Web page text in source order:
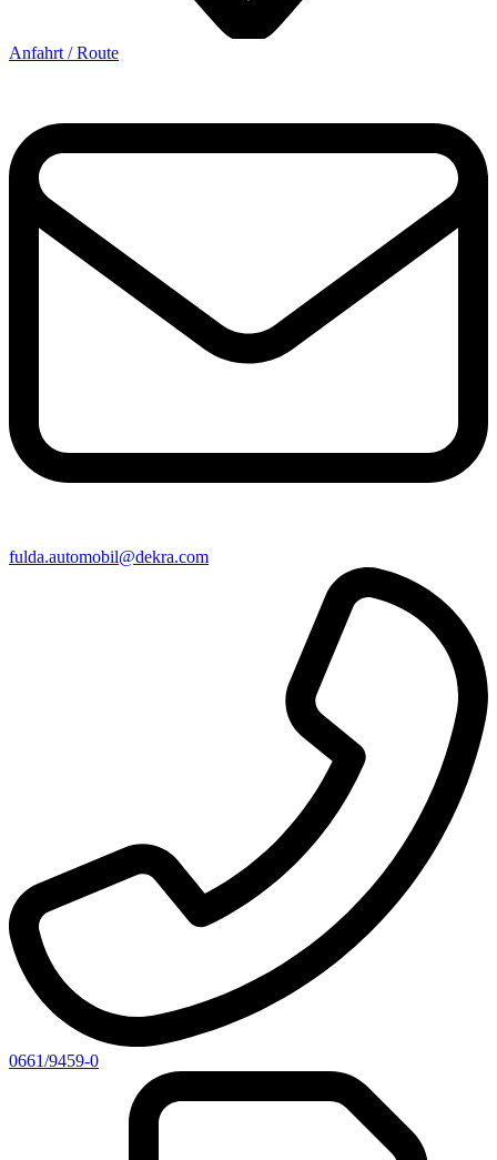
Anfahrt / Route
fulda​.automobil@​dekra.com
0661/9459-0